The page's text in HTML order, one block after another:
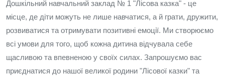
Дошкільний навчальний заклад № 1 "Лісова казка" - це
місце, де діти можуть не лише навчатися, а й грати, дружити,
розвиватися та отримувати позитивні емоції. Ми створюємо
всі умови для того, щоб кожна дитина відчувала себе
щасливою та впевненою у своїх силах. Запрошуємо вас
приєднатися до нашої великої родини "Лісової казки" та